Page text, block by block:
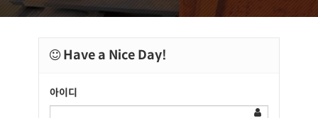
Have a Nice Day!
아이디